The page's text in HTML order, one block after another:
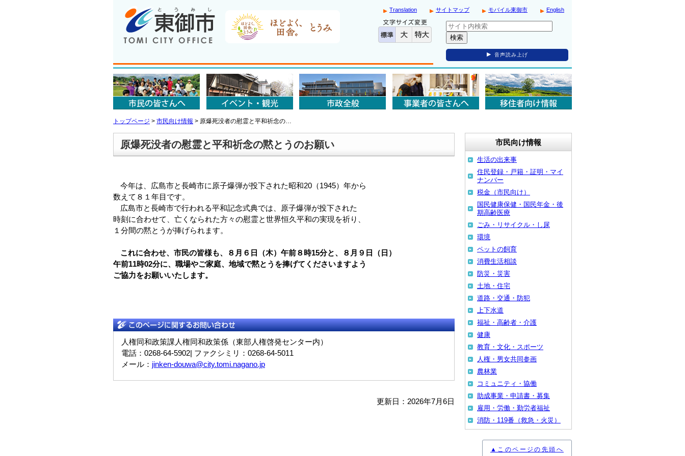
English
モバイル東御市
サイトマップ
Translation
音声読み上げ
トップページ > 市民向け情報 > 原爆死没者の慰霊と平和祈念の…
原爆死没者の慰霊と平和祈念の黙とうのお願い
今年は、広島市と長崎市に原子爆弾が投下された昭和20（1945）年から
数えて８１年目です。
広島市と長崎市で行われる平和記念式典では、原子爆弾が投下された
時刻に合わせて、亡くなられた方々の慰霊と世界恒久平和の実現を祈り、
１分間の黙とうが捧げられます。
これに合わせ、市民の皆様も、８月６日（木）午前８時15分と、８月９日（日）
午前11時02分に、 職場やご家庭、地域で黙とうを捧げてくださいますよう
ご協力をお願いいた し ます。
人権同和政策課人権同和政策係（東部人権啓発センター内）
電話：0268-64-5902| ファクシミリ：0268-64-5011
メール： jinken-douwa@city.tomi.nagano.jp
更新日：2026年7月6日
市民向け情報
生活の出来事
住民登録・戸籍・証明・マイ
ナンバー
税金（市民向け）
国民健康保健・国民年金・後
期高齢医療
ごみ・リサイクル・し尿
環境
ペットの飼育
消費生活相談
防災・災害
土地・住宅
道路・交通・防犯
上下水道
福祉・高齢者・介護
健康
教育・文化・スポーツ
人権・男女共同参画
農林業
コミュニティ・協働
助成事業・申請書・募集
雇用・労働・勤労者福祉
消防・119番（救急・火災）
▲このページの先頭へ